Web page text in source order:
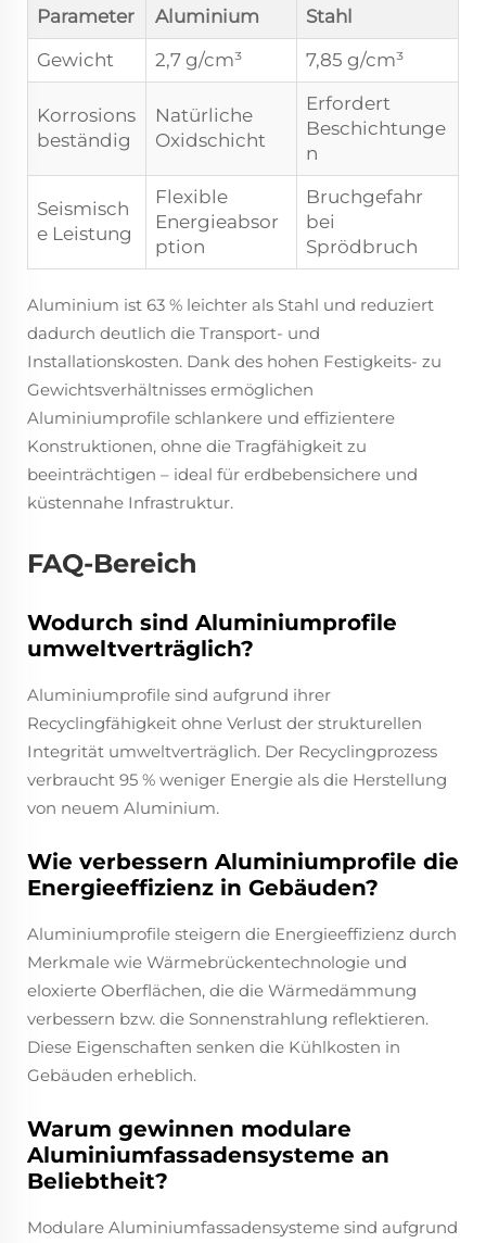
Parameter Aluminium
Stahl
Gewicht
2,7 g/cm³ 7,85 g/cm³
Korrosions
beständig
Natürliche
Oxidschicht
Erfordert
Beschichtunge
n
Seismisch
e Leistung
Flexible
Energieabsor
ption
Bruchgefahr
bei
Sprödbruch
Aluminium ist 63 % leichter als Stahl und reduziert
dadurch deutlich die Transport- und
Installationskosten. Dank des hohen Festigkeits- zu
Gewichtsverhältnisses ermöglichen
Aluminiumprofile schlankere und effizientere
Konstruktionen, ohne die Tragfähigkeit zu
beeinträchtigen – ideal für erdbebensichere und
küstennahe Infrastruktur.
FAQ-Bereich
Wodurch sind Aluminiumprofile
umweltverträglich?
Aluminiumprofile sind aufgrund ihrer
Recyclingfähigkeit ohne Verlust der strukturellen
Integrität umweltverträglich. Der Recyclingprozess
verbraucht 95 % weniger Energie als die Herstellung
von neuem Aluminium.
Wie verbessern Aluminiumprofile die
Energieeffizienz in Gebäuden?
Aluminiumprofile steigern die Energieeffizienz durch
Merkmale wie Wärmebrückentechnologie und
eloxierte Oberflächen, die die Wärmedämmung
verbessern bzw. die Sonnenstrahlung reflektieren.
Diese Eigenschaften senken die Kühlkosten in
Gebäuden erheblich.
Warum gewinnen modulare
Aluminiumfassadensysteme an
Beliebtheit?
Modulare Aluminiumfassadensysteme sind aufgrund